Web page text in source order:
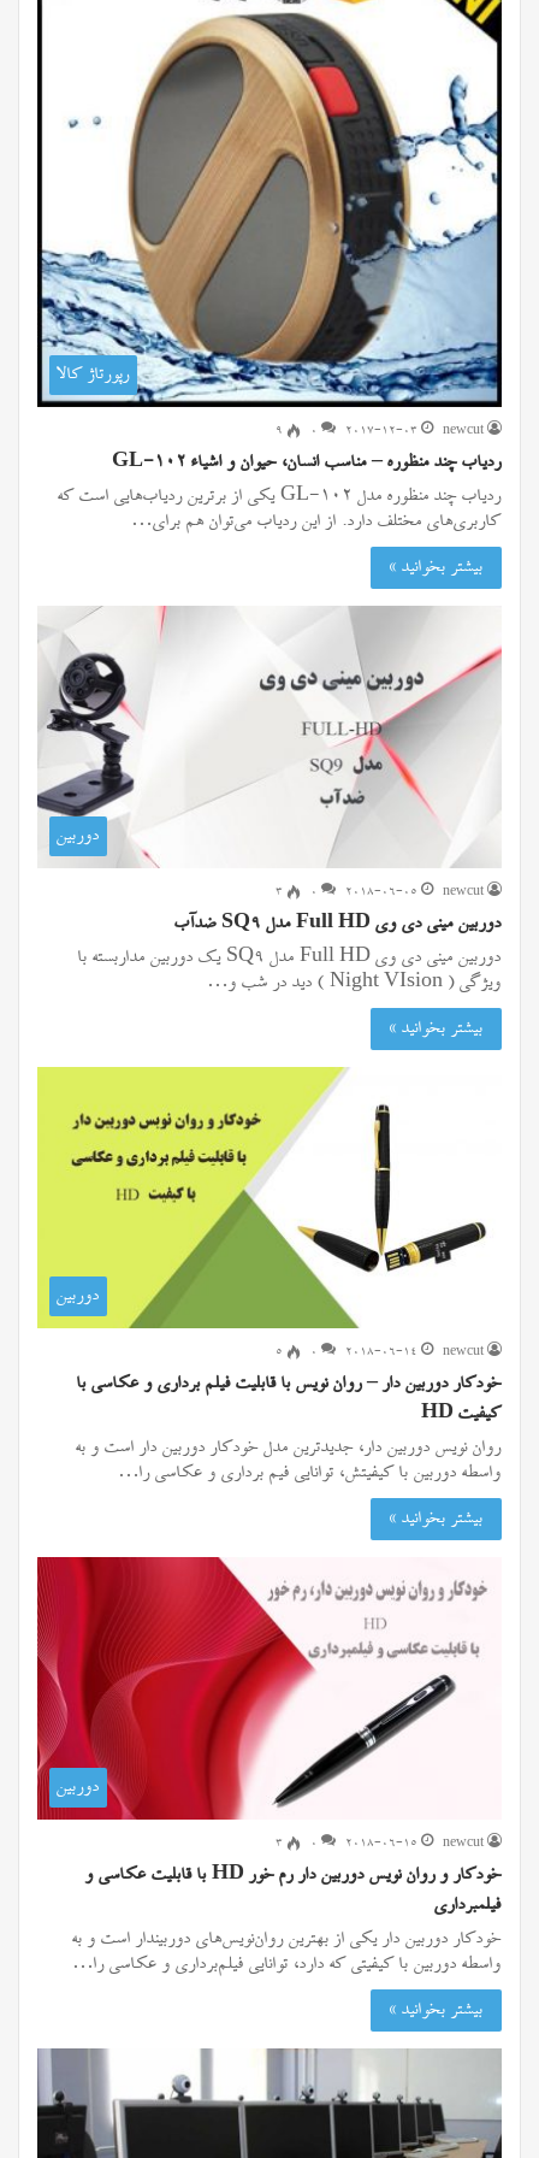
رپورتاژ کالا
newcut
2017-12-03
0 ۹
ردیاب چند منظوره – مناسب انسان، حیوان و اشیاء GL-102
ردیاب چند منظوره مدل GL-102 یکی از برترین ردیاب‌هایی است که
کاربری‌های مختلف دارد. از این ردیاب می‌توان هم برای…
بیشتر بخوانید »
دوربین
newcut
2018-06-05
0 ۳
دوربین مینی دی وی Full HD مدل SQ9 ضدآب
دوربین مینی دی وی Full HD مدل SQ9 یک دوربین مداربسته با
ویژگی ( Night VIsion ) دید در شب و…
بیشتر بخوانید »
دوربین
newcut
2018-06-14
0 ۵
خودکار دوربین دار – روان نویس با قابلیت فیلم برداری و عکاسی با
کیفیت HD
روان نویس دوربین دار، جدیدترین مدل خودکار دوربین دار است و به
واسطه دوربین با کیفیتش، توانایی فیم برداری و عکاسی را…
بیشتر بخوانید »
دوربین
newcut
2018-06-15
0 ۳
خودکار و روان نویس دوربین دار رم خور HD با قابلیت عکاسی و
فیلمبرداری
خودکار دوربین دار یکی از بهترین روان‌نویس‌های دوربیندار است و به
واسطه دوربین با کیفیتی که دارد، توانایی فیلم‌برداری و عکاسی را…
بیشتر بخوانید »